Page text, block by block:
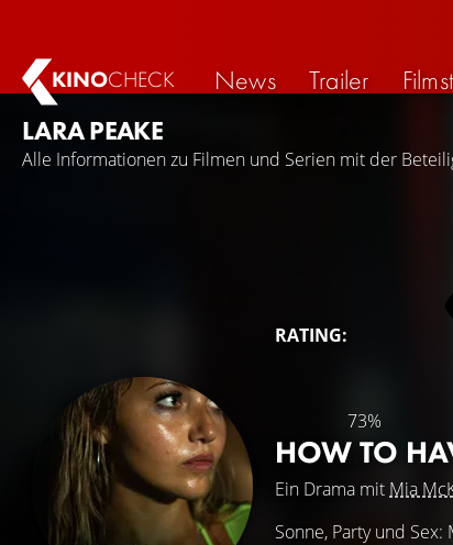
KINOCHECK News Trailer
LARA PEAKE
Alle Informationen zu Filmen und Serien mit der
RATING:
73%
HOW TO
Ein Drama mit Mia
Sonne, Party und